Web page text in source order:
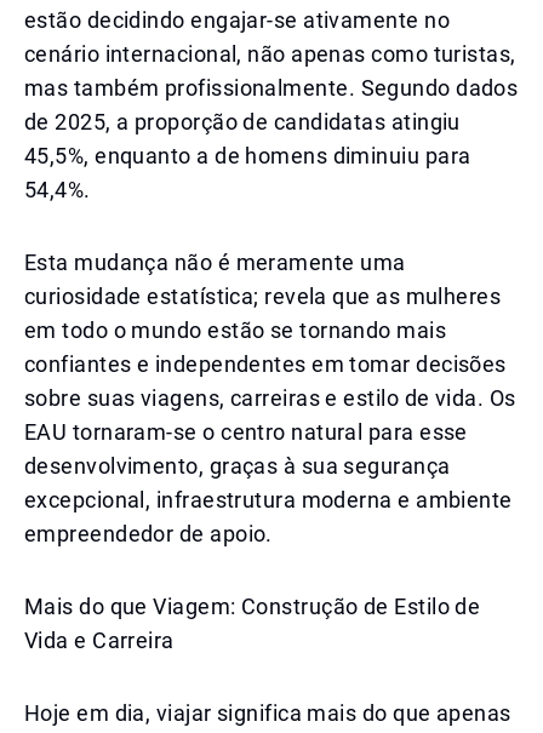
estão decidindo engajar-se ativamente no
cenário internacional, não apenas como turistas,
mas também profissionalmente. Segundo dados
de 2025, a proporção de candidatas atingiu
45,5%, enquanto a de homens diminuiu para
54,4%.
Esta mudança não é meramente uma
curiosidade estatística; revela que as mulheres
em todo o mundo estão se tornando mais
confiantes e independentes em tomar decisões
sobre suas viagens, carreiras e estilo de vida. Os
EAU tornaram-se o centro natural para esse
desenvolvimento, graças à sua segurança
excepcional, infraestrutura moderna e ambiente
empreendedor de apoio.
Mais do que Viagem: Construção de Estilo de
Vida e Carreira
Hoje em dia, viajar significa mais do que apenas